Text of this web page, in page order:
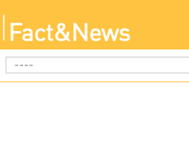
----